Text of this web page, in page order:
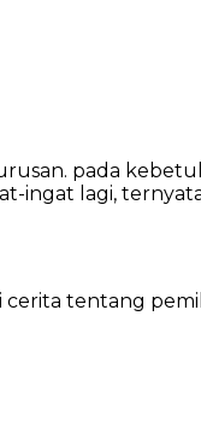
pada
ingat lagi,
cerita tentang